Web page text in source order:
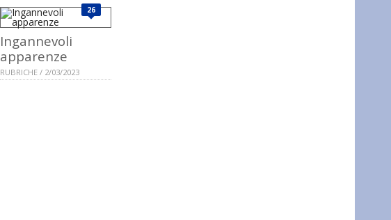
26
Ingannevoli
apparenze
RUBRICHE / 2/03/2023